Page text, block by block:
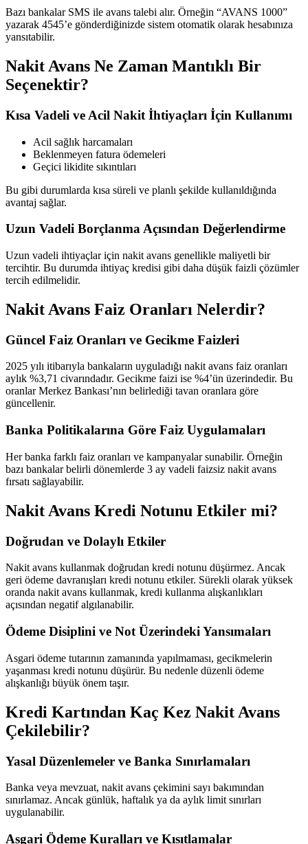
Bazı bankalar SMS ile avans talebi alır. Örneğin “AVANS 1000”
yazarak 4545’e gönderdiğinizde sistem otomatik olarak hesabınıza
yansıtabilir.
Nakit Avans Ne Zaman Mantıklı Bir
Seçenektir?
Kısa Vadeli ve Acil Nakit İhtiyaçları İçin Kullanımı
Acil sağlık harcamaları
Beklenmeyen fatura ödemeleri
Geçici likidite sıkıntıları
Bu gibi durumlarda kısa süreli ve planlı şekilde kullanıldığında
avantaj sağlar.
Uzun Vadeli Borçlanma Açısından Değerlendirme
Uzun vadeli ihtiyaçlar için nakit avans genellikle maliyetli bir
tercihtir. Bu durumda ihtiyaç kredisi gibi daha düşük faizli çözümler
tercih edilmelidir.
Nakit Avans Faiz Oranları Nelerdir?
Güncel Faiz Oranları ve Gecikme Faizleri
2025 yılı itibarıyla bankaların uyguladığı nakit avans faiz oranları
aylık %3,71 civarındadır. Gecikme faizi ise %4’ün üzerindedir. Bu
oranlar Merkez Bankası’nın belirlediği tavan oranlara göre
güncellenir.
Banka Politikalarına Göre Faiz Uygulamaları
Her banka farklı faiz oranları ve kampanyalar sunabilir. Örneğin
bazı bankalar belirli dönemlerde 3 ay vadeli faizsiz nakit avans
fırsatı sağlayabilir.
Nakit Avans Kredi Notunu Etkiler mi?
Doğrudan ve Dolaylı Etkiler
Nakit avans kullanmak doğrudan kredi notunu düşürmez. Ancak
geri ödeme davranışları kredi notunu etkiler. Sürekli olarak yüksek
oranda nakit avans kullanmak, kredi kullanma alışkanlıkları
açısından negatif algılanabilir.
Ödeme Disiplini ve Not Üzerindeki Yansımaları
Asgari ödeme tutarının zamanında yapılmaması, gecikmelerin
yaşanması kredi notunu düşürür. Bu nedenle düzenli ödeme
alışkanlığı büyük önem taşır.
Kredi Kartından Kaç Kez Nakit Avans
Çekilebilir?
Yasal Düzenlemeler ve Banka Sınırlamaları
Banka veya mevzuat, nakit avans çekimini sayı bakımından
sınırlamaz. Ancak günlük, haftalık ya da aylık limit sınırları
uygulanabilir.
Asgari Ödeme Kuralları ve Kısıtlamalar